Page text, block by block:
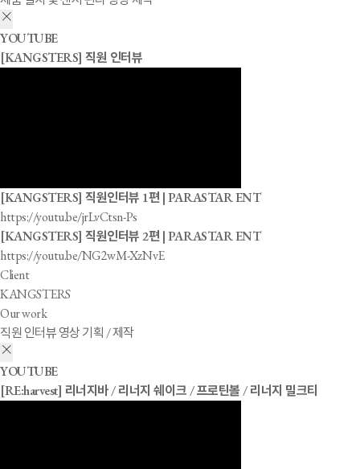
YOUTUBE
[KANGSTERS] 직원 인터뷰
[KANGSTERS] 직원인터뷰 1편 | PARASTAR ENT
https://youtu.be/jrLvCtsn-Ps
[KANGSTERS] 직원인터뷰 2편 | PARASTAR ENT
https://youtu.be/NG2wM-XzNvE
Client
KANGSTERS
Our work
직원 인터뷰 영상 기획 / 제작
YOUTUBE
[RE:harvest] 리너지바 / 리너지 쉐이크 / 프로틴볼 / 리너지 밀크티